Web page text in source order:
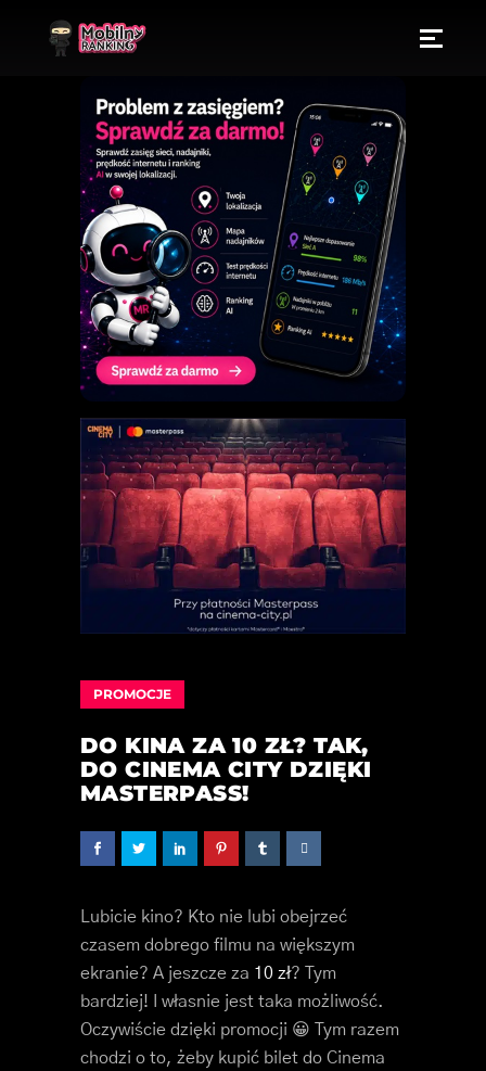
PROMOCJE
DO KINA ZA 10 ZŁ? TAK,
DO CINEMA CITY DZIĘKI
MASTERPASS!
Lubicie kino? Kto nie lubi obejrzeć
czasem dobrego filmu na większym
ekranie? A jeszcze za 10 zł? Tym
bardziej! I własnie jest taka możliwość.
Oczywiście dzięki promocji 😀 Tym razem
chodzi o to, żeby kupić bilet do Cinema